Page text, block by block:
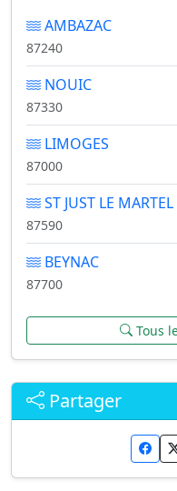
AMBAZAC
87240
NOUIC
87330
LIMOGES
87000
ST JUST LE MARTEL
87590
BEYNAC
87700
Tous
Partager